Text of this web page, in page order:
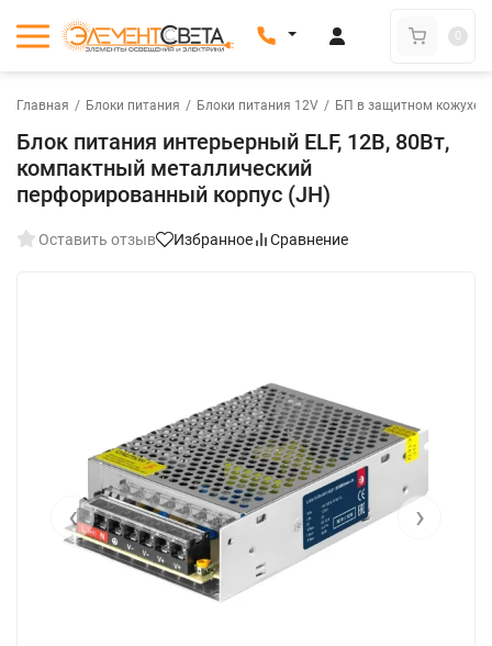
0
Главная / Блоки питания / Блоки питания 12V / БП в защитном кожухе
Блок питания интерьерный ELF, 12В, 80Вт,
компактный металлический
перфорированный корпус (JH)
Оставить отзыв Избранное Сравнение
‹ ›